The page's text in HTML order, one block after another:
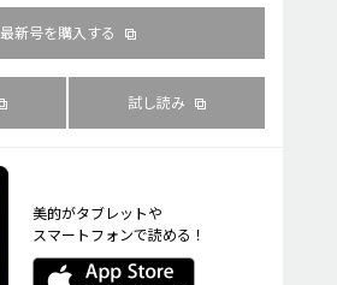
最新号を購入する
試し読み
美的がタブレットや
スマートフォンで読める！